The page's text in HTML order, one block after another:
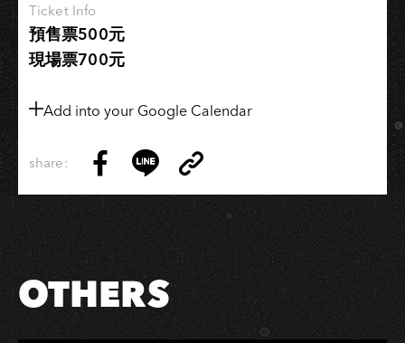
HOME,
STAY
TUNED
Ticket Info
預售票500元
現場票700元
Add into your Google Calendar
share:
on
Facebook
on
LINE
Link
Copy
Link
OTHERS